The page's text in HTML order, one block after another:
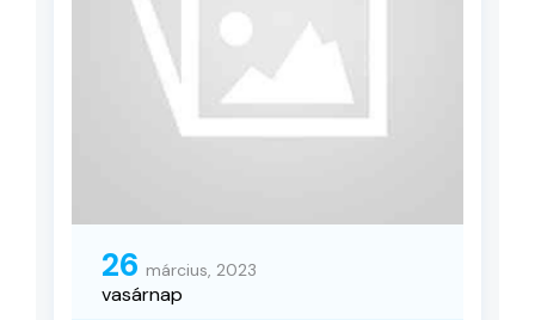
26 március, 2023
vasárnap